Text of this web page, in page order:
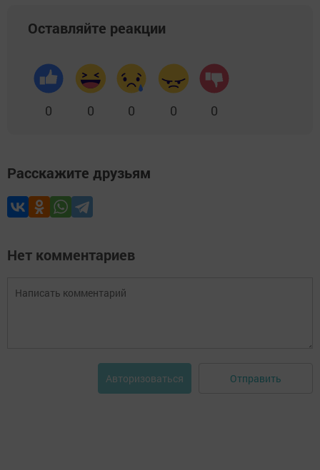
Оставляйте реакции
0 0 0 0 0
Расскажите друзьям
Нет комментариев
Авторизоваться Отправить